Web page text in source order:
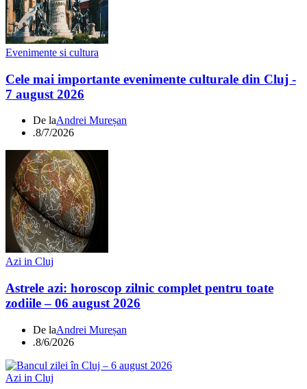
Evenimente si cultura
Cele mai importante evenimente culturale din Cluj -
7 august 2026
De laAndrei Mureșan
.8/7/2026
Azi in Cluj
Astrele azi: horoscop zilnic complet pentru toate
zodiile – 06 august 2026
De laAndrei Mureșan
.8/6/2026
Azi in Cluj